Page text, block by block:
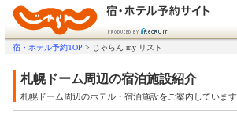
宿・ホテル予約TOP > じゃらん my リスト
札幌ドーム周辺の宿泊施設紹介
札幌ドーム周辺のホテル・宿泊施設をご案内しています